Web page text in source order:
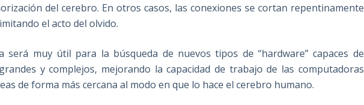
del cerebro. En otros casos, las conexiones se cortan repentinamente
el acto del olvido.
será muy útil para la búsqueda de nuevos tipos de “hardware” capaces de
y complejos, mejorando la capacidad de trabajo de las computadoras
de forma más cercana al modo en que lo hace el cerebro humano.